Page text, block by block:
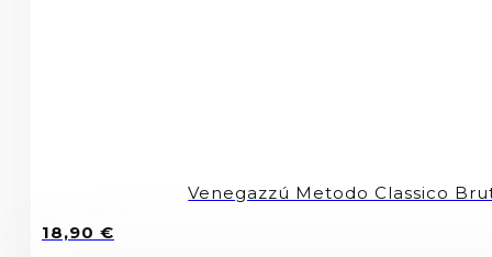
Venegazzú Metodo Classico
18,90 €